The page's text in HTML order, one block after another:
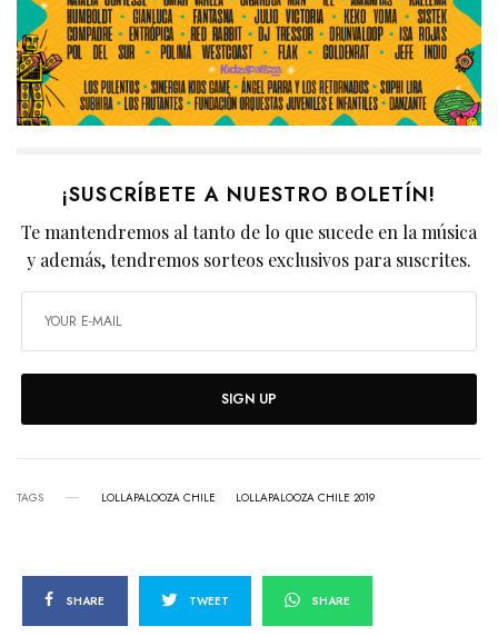
¡SUSCRÍBETE A NUESTRO BOLETÍN!
Te mantendremos al tanto de lo que sucede en la música
y además, tendremos sorteos exclusivos para suscrites.
SIGN UP
TAGS LOLLAPALOOZA CHILE LOLLAPALOOZA CHILE 2019
SHARE TWEET SHARE